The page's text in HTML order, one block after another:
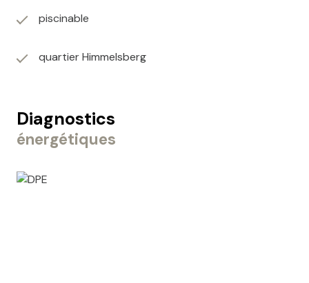
piscinable
quartier Himmelsberg
Diagnostics
énergétiques